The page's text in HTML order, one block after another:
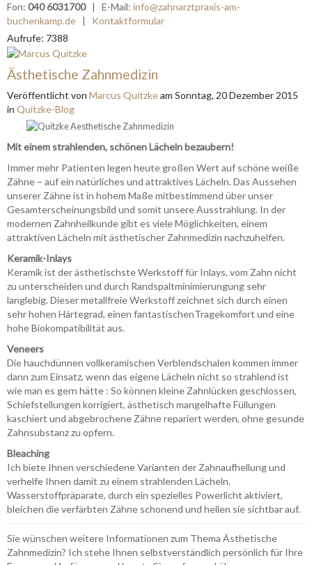
Fon: 040 6031700| E-Mail: info@zahnarztpraxis-am-
buchenkamp.de | Kontaktformular
Aufrufe: 7388
Ästhetische Zahnmedizin
Veröffentlicht von Marcus Quitzkeam Sonntag, 20 Dezember 2015
in Quitzke-Blog
Mit einem strahlenden, schönen Lächeln bezaubern!
Immer mehr Patienten legen heute großen Wert auf schöne weiße
Zähne – auf ein natürliches und attraktives Lächeln. Das Aussehen
unserer Zähne ist in hohem Maße mitbestimmend über unser
Gesamterscheinungsbild und somit unsere Ausstrahlung. In der
modernen Zahnheilkunde gibt es viele Möglichkeiten, einem
attraktiven Lächeln mit ästhetischer Zahnmedizin nachzuhelfen.
Keramik-Inlays
Keramik ist der ästhetischste Werkstoff für Inlays, vom Zahn nicht
zu unterscheiden und durch Randspaltminimierungung sehr
langlebig. Dieser metallfreie Werkstoff zeichnet sich durch einen
sehr hohen Härtegrad, einen fantastischenTragekomfort und eine
hohe Biokompatibilität aus.
Veneers
Die hauchdünnen vollkeramischen Verblendschalen kommen immer
dann zum Einsatz, wenn das eigene Lächeln nicht so strahlend ist
wie man es gern hätte : So können kleine Zahnlücken geschlossen,
Schiefstellungen korrigiert, ästhetisch mangelhafte Füllungen
kaschiert und abgebrochene Zähne repariert werden, ohne gesunde
Zahnsubstanz zu opfern.
Bleaching
Ich biete Ihnen verschiedene Varianten der Zahnaufhellung und
verhelfe Ihnen damit zu einem strahlenden Lächeln.
Wasserstoffpräparate, durch ein spezielles Powerlicht aktiviert,
bleichen die verfärbten Zähne schonend und hellen sie sichtbar auf.
Sie wünschen weitere Informationen zum Thema Ästhetische
Zahnmedizin? Ich stehe Ihnen selbstverständlich persönlich für Ihre